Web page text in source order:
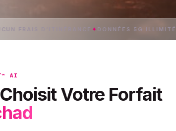
D’ITINÉRANCE DONNÉES 5G ILLIMITÉES✦
AI
Votre Forfait